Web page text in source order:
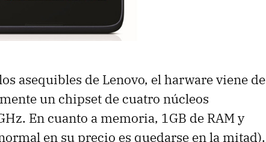
asequibles de Lenovo, el harware viene de
un chipset de cuatro núcleos
En cuanto a memoria, 1GB de RAM y
en su precio es quedarse en la mitad).